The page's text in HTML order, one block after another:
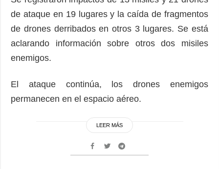
de ataque en 19 lugares y la caída de fragmentos
de drones derribados en otros 3 lugares. Se está
aclarando información sobre otros dos misiles
enemigos.
El ataque continúa, los drones enemigos
permanecen en el espacio aéreo.
LEER MÁS